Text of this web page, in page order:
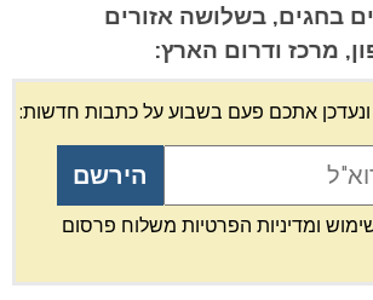
בחגים, בשלושה אזורים
מרכז ודרום הארץ:
ונעדכן אתכם פעם בשבוע על כתבות חדשות:
ומדיניות הפרטיות משלוח פרסום